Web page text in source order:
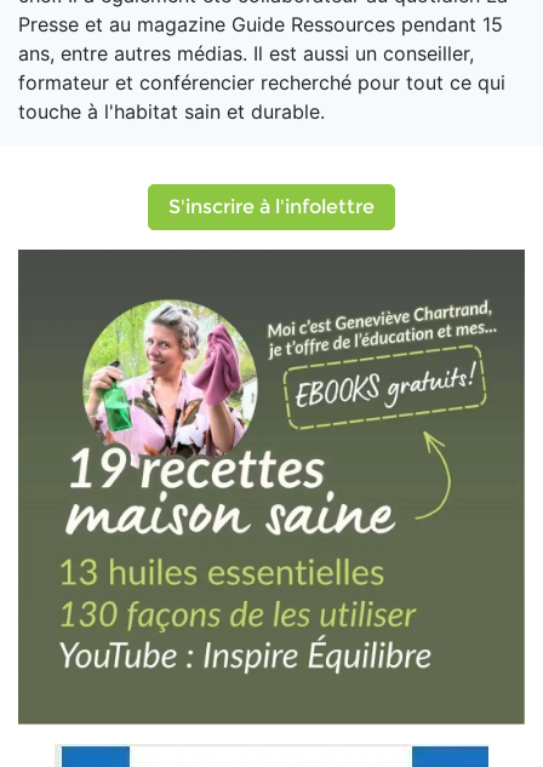
Presse et au magazine Guide Ressources pendant 15
ans, entre autres médias. Il est aussi un conseiller,
formateur et conférencier recherché pour tout ce qui
touche à l'habitat sain et durable.
S'inscrire à l'infolettre